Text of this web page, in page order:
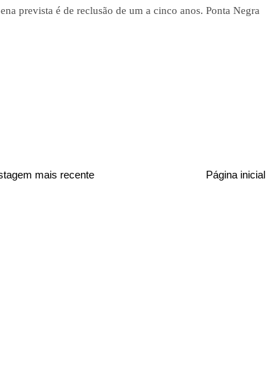
prevista é de reclusão de um a cinco anos. Ponta Negra
mais recente Página inicial